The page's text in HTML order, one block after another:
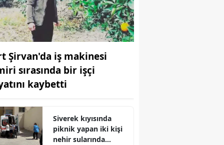
Burdur
Bursa
Çanakkale
Çankırı
Denizli
Diyarbakır
Şirvan'da iş makinesi
sırasında bir işçi
kaybetti
Siverek kıyısında
piknik yapan iki kişi
nehir sularında